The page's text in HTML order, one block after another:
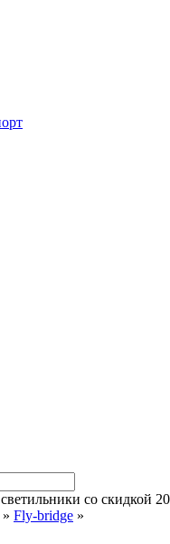
со скидкой
» Fly-bridge »